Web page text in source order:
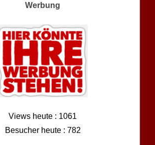
Werbung
Views heute : 1061
Besucher heute : 782